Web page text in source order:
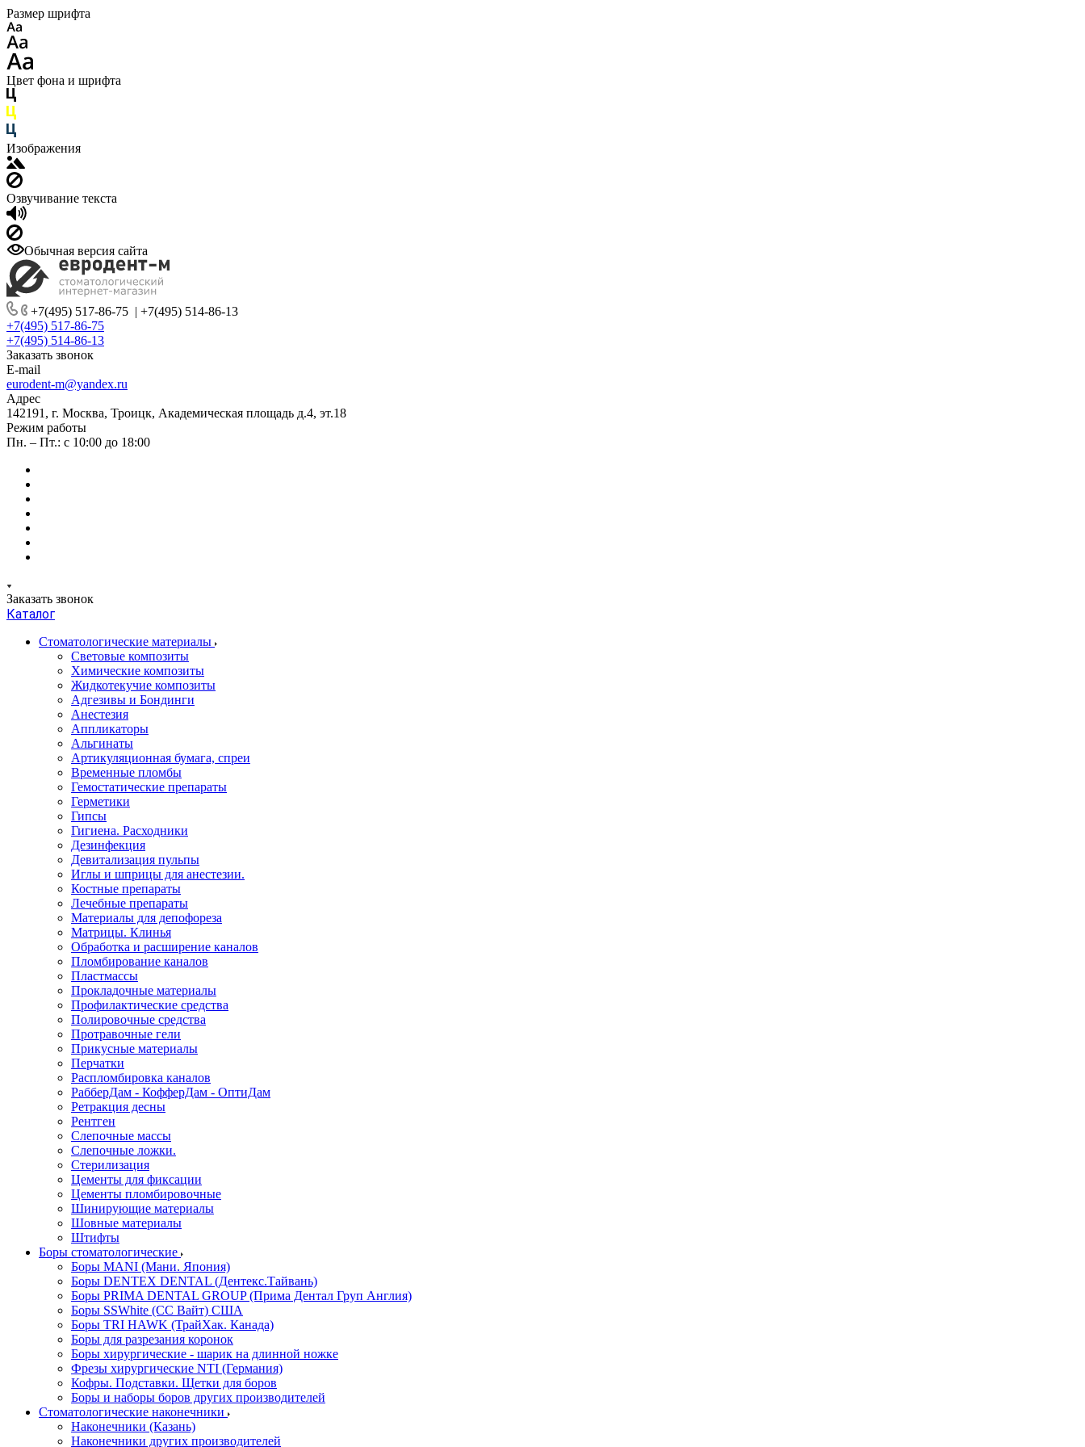
Размер шрифта
Цвет фона и шрифта
Изображения
Озвучивание текста
Обычная версия сайта
+7(495) 517-86-75 | +7(495) 514-86-13
+7(495) 517-86-75
+7(495) 514-86-13
Заказать звонок
E-mail
eurodent-m@yandex.ru
Адрес
142191, г. Москва, Троицк, Академическая площадь д.4, эт.18
Режим работы
Пн. – Пт.: с 10:00 до 18:00
Заказать звонок
Каталог
Стоматологические материалы
Световые композиты
Химические композиты
Жидкотекучие композиты
Адгезивы и Бондинги
Анестезия
Аппликаторы
Альгинаты
Артикуляционная бумага, спреи
Временные пломбы
Гемостатические препараты
Герметики
Гипсы
Гигиена. Расходники
Дезинфекция
Девитализация пульпы
Иглы и шприцы для анестезии.
Костные препараты
Лечебные препараты
Материалы для депофореза
Матрицы. Клинья
Обработка и расширение каналов
Пломбирование каналов
Пластмассы
Прокладочные материалы
Профилактические средства
Полировочные средства
Протравочные гели
Прикусные материалы
Перчатки
Распломбировка каналов
РабберДам - КофферДам - ОптиДам
Ретракция десны
Рентген
Слепочные массы
Слепочные ложки.
Стерилизация
Цементы для фиксации
Цементы пломбировочные
Шинирующие материалы
Шовные материалы
Штифты
Боры стоматологические
Боры MANI (Мани. Япония)
Боры DENTEX DENTAL (Дентекс.Тайвань)
Боры PRIMA DENTAL GROUP (Прима Дентал Груп Англия)
Боры SSWhite (СС Вайт) США
Боры TRI HAWK (ТрайХак. Канада)
Боры для разрезания коронок
Боры хирургические - шарик на длинной ножке
Фрезы хирургические NTI (Германия)
Кофры. Подставки. Щетки для боров
Боры и наборы боров других производителей
Стоматологические наконечники
Наконечники (Казань)
Наконечники других производителей